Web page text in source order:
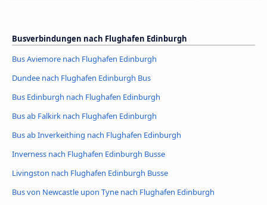
Busverbindungen nach Flughafen Edinburgh
Bus Aviemore nach Flughafen Edinburgh
Dundee nach Flughafen Edinburgh Bus
Bus Edinburgh nach Flughafen Edinburgh
Bus ab Falkirk nach Flughafen Edinburgh
Bus ab Inverkeithing nach Flughafen Edinburgh
Inverness nach Flughafen Edinburgh Busse
Livingston nach Flughafen Edinburgh Busse
Bus von Newcastle upon Tyne nach Flughafen Edinburgh